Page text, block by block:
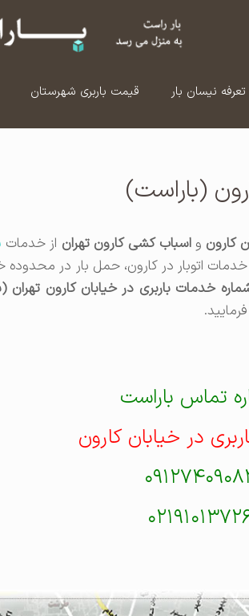
تعرفه نیسان بار قیمت باربری شهرستان
(باراست)
کارون واسباب کشی کارون تهران از خدمات
اتوبار در کارون، حمل بار در محدوده
خدمات باربری در خیابان کارون تهران
تماس باراست
در خیابان کارون